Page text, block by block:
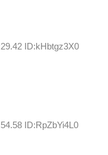
ID:kHbtgz3X0
ID:RpZbYi4L0